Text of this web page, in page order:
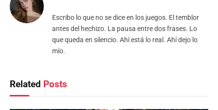
Escribo lo que no se dice en los juegos. El temblor
antes del hechizo. La pausa entre dos frases. Lo
que queda en silencio. Ahí está lo real. Ahí dejo lo
mío.
Related Posts